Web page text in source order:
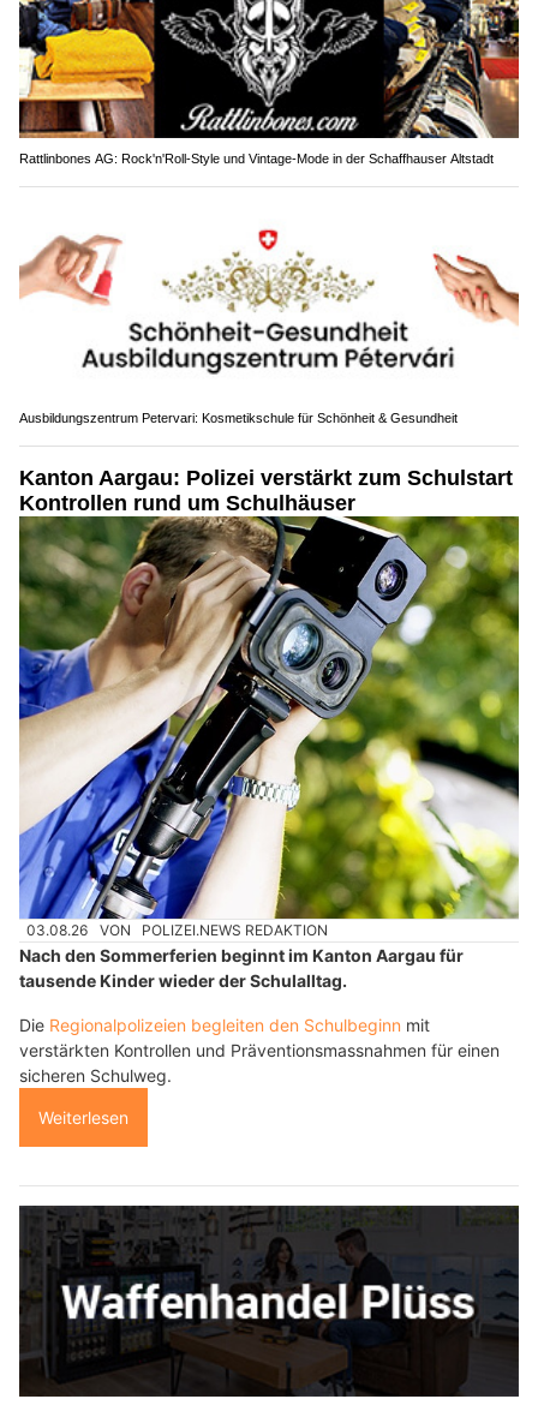
Rattlinbones AG: Rock'n'Roll-Style und Vintage-Mode in der Schaffhauser Altstadt
Ausbildungszentrum Petervari: Kosmetikschule für Schönheit & Gesundheit
Kanton Aargau: Polizei verstärkt zum Schulstart
Kontrollen rund um Schulhäuser
03.08.26 VON POLIZEI.NEWS REDAKTION
Nach den Sommerferien beginnt im Kanton Aargau für
tausende Kinder wieder der Schulalltag.
Die Regionalpolizeien begleiten den Schulbeginn mit
verstärkten Kontrollen und Präventionsmassnahmen für einen
sicheren Schulweg.
Weiterlesen